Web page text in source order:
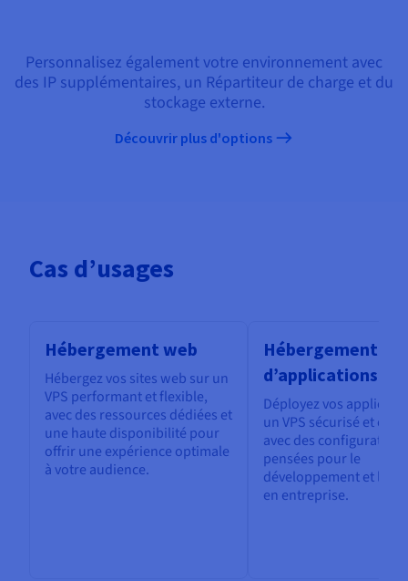
Personnalisez également votre environnement avec
des IP supplémentaires, un Répartiteur de charge et du
stockage externe.
Découvrir plus d'options
Cas d’usages
Hébergement web
Hébergez vos sites web sur un
VPS performant et flexible,
avec des ressources dédiées et
une haute disponibilité pour
offrir une expérience optimale
à votre audience.
Hébergement
d’applications
Déployez vos
un VPS sécurisé et
avec des configurations
pensées pour le
développement et les
en entreprise.